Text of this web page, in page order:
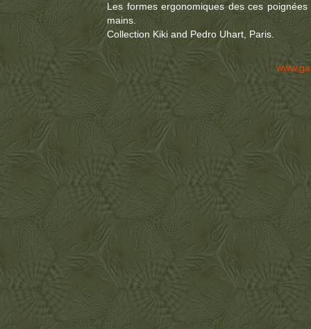
Les formes ergonomiques des ces
mains.
Collection Kiki and Pedro Uhart, Paris.